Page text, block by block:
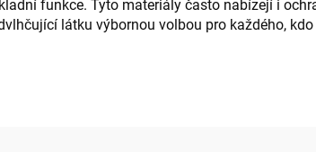
funkce. Tyto materiály často nabízejí i
látku výbornou volbou pro každého,